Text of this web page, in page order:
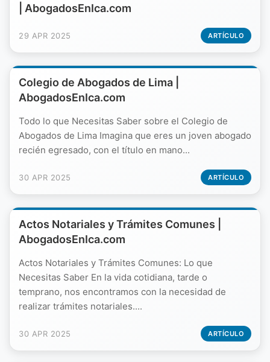
| AbogadosEnIca.com
29 APR 2025 ARTÍCULO
Colegio de Abogados de Lima |
AbogadosEnIca.com
Todo lo que Necesitas Saber sobre el Colegio de
Abogados de Lima Imagina que eres un joven abogado
recién egresado, con el título en mano...
30 APR 2025 ARTÍCULO
Actos Notariales y Trámites Comunes |
AbogadosEnIca.com
Actos Notariales y Trámites Comunes: Lo que
Necesitas Saber En la vida cotidiana, tarde o
temprano, nos encontramos con la necesidad de
realizar trámites notariales....
30 APR 2025 ARTÍCULO